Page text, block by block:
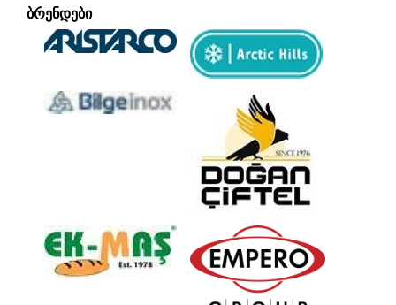
ᲑᲠᲔᲜᲓᲔᲑᲘ